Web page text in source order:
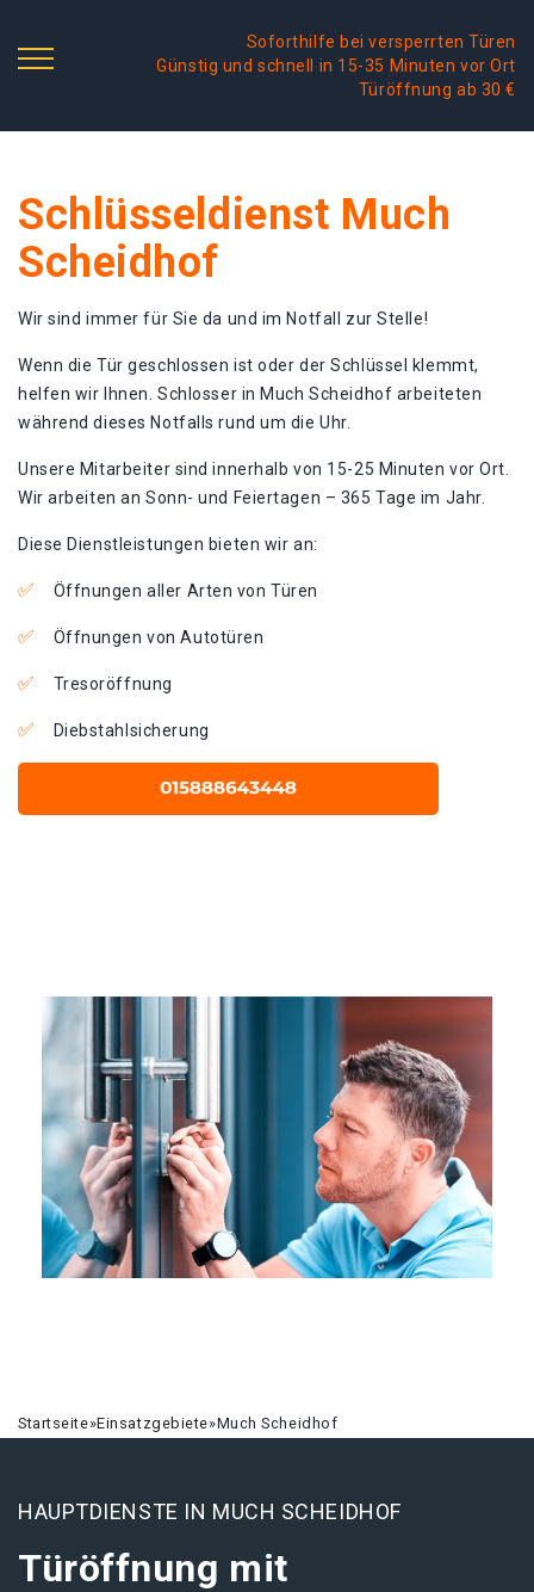
Soforthilfe bei versperrten Türen
Günstig und schnell in 15-35 Minuten vor Ort
Türöffnung ab 30 €
Schlüsseldienst Much
Scheidhof
Wir sind immer für Sie da und im Notfall zur Stelle!
Wenn die Tür geschlossen ist oder der Schlüssel klemmt,
helfen wir Ihnen. Schlosser in Much Scheidhof arbeiteten
während dieses Notfalls rund um die Uhr.
Unsere Mitarbeiter sind innerhalb von 15-25 Minuten vor Ort.
Wir arbeiten an Sonn- und Feiertagen – 365 Tage im Jahr.
Diese Dienstleistungen bieten wir an:
Öffnungen aller Arten von Türen
Öffnungen von Autotüren
Tresoröffnung
Diebstahlsicherung
Startseite»Einsatzgebiete»Much Scheidhof
HAUPTDIENSTE IN MUCH SCHEIDHOF
Türöffnung mit